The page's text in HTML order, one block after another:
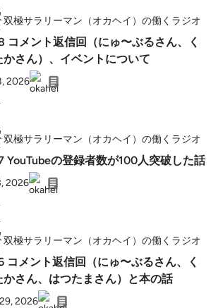
双極サラリーマン（オカヘイ）の働くラジオ
コメント返信回（にゅ〜ぶるさん、く
かさん）、イベントについて
2026
双極サラリーマン（オカヘイ）の働くラジオ
YouTubeの登録者数が100人突破した話
2026
双極サラリーマン（オカヘイ）の働くラジオ
コメント返信回（にゅ〜ぶるさん、く
かさん、はつたまさん）と本の話
2026